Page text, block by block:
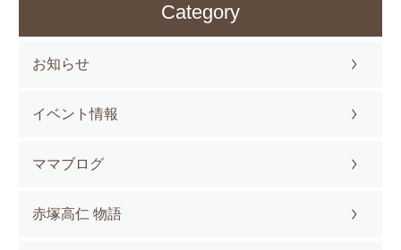
Category
お知らせ
イベント情報
ママブログ
赤塚高仁 物語